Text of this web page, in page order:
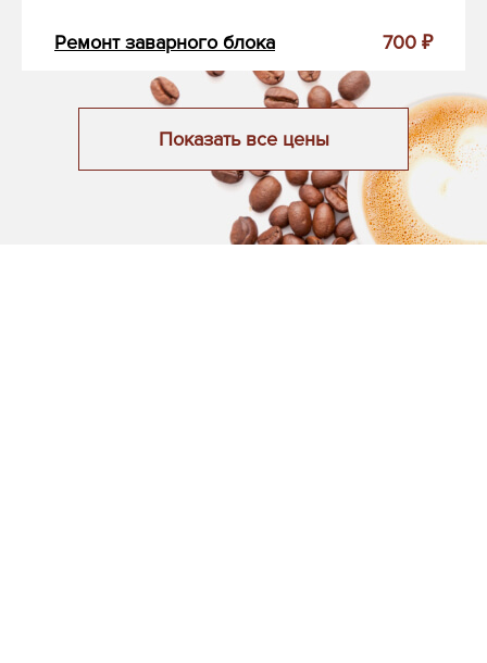
Ремонт заварного блока 700 ₽
Показать все цены